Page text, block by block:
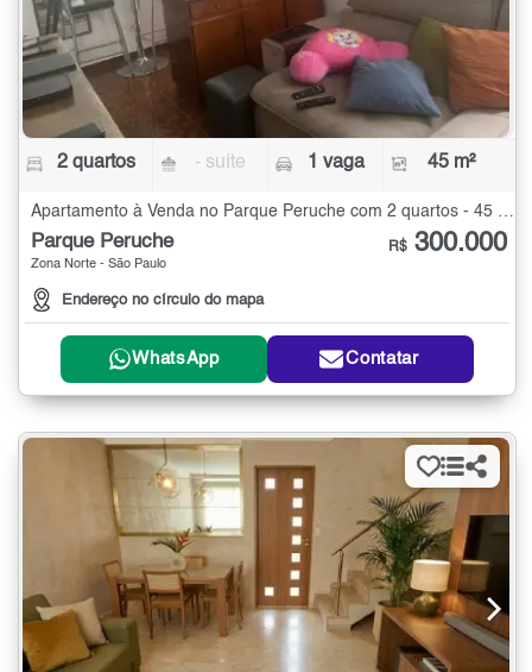
2 quartos - suíte 1 vaga 45 m²
Apartamento à Venda no Parque Peruche com 2 quartos - 45 m²
Parque Peruche
Zona Norte - São Paulo
Endereço no círculo do mapa
R$ 300.000
WhatsApp Contatar